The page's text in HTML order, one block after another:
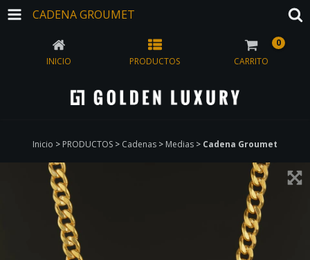
CADENA GROUMET
INICIO PRODUCTOS CARRITO
0
Inicio > PRODUCTOS > Cadenas > Medias > Cadena Groumet